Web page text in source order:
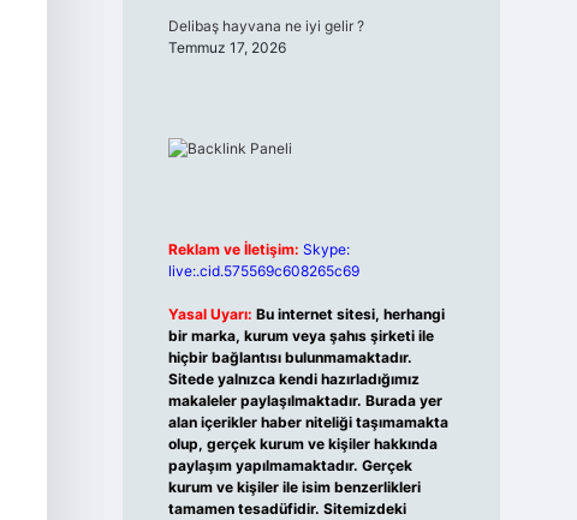
Delibaş hayvana ne iyi gelir ?
Temmuz 17, 2026
Reklam ve İletişim: Skype:
live:.cid.575569c608265c69
Yasal Uyarı: Bu internet sitesi, herhangi
bir marka, kurum veya şahıs şirketi ile
hiçbir bağlantısı bulunmamaktadır.
Sitede yalnızca kendi hazırladığımız
makaleler paylaşılmaktadır. Burada yer
alan içerikler haber niteliği taşımamakta
olup, gerçek kurum ve kişiler hakkında
paylaşım yapılmamaktadır. Gerçek
kurum ve kişiler ile isim benzerlikleri
tamamen tesadüfidir. Sitemizdeki